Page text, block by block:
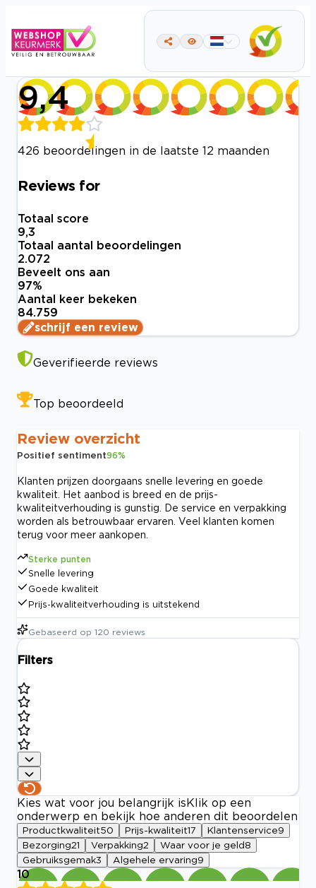
9,4
426 beoordelingen in de laatste 12 maanden
Reviews for
Totaal score
9,3
Totaal aantal beoordelingen
2.072
Beveelt ons aan
97%
Aantal keer bekeken
84.759
schrijf een review
Geverifieerde reviews
Top beoordeeld
Review overzicht
Positief sentiment96%
Klanten prijzen doorgaans snelle levering en goede
kwaliteit. Het aanbod is breed en de prijs-
kwaliteitverhouding is gunstig. De service en verpakking
worden als betrouwbaar ervaren. Veel klanten komen
terug voor meer aankopen.
Sterke punten
Snelle levering
Goede kwaliteit
Prijs-kwaliteitverhouding is uitstekend
Gebaseerd op 120 reviews
Filters
Kies wat voor jou belangrijk is Klik op een
onderwerp en bekijk hoe anderen dit beoordelen
Productkwaliteit50 Prijs-kwaliteit17 Klantenservice9
Bezorging21 Verpakking2 Waar voor je geld 8
Gebruiksgemak3 Algehele ervaring9
10